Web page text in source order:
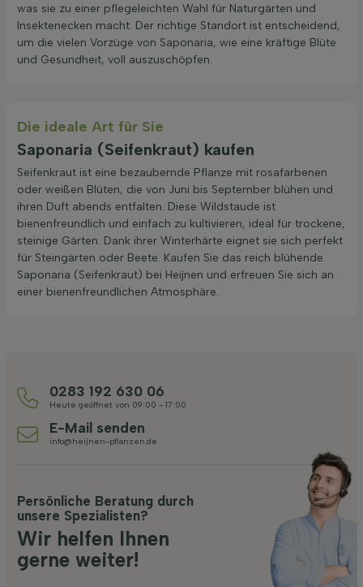
was sie zu einer pflegeleichten Wahl für Naturgärten und
Insektenecken macht. Der richtige Standort ist entscheidend,
um die vielen Vorzüge von Saponaria, wie eine kräftige Blüte
und Gesundheit, voll auszuschöpfen.
Die ideale Art für Sie
Saponaria (Seifenkraut) kaufen
Seifenkraut ist eine bezaubernde Pflanze mit rosafarbenen
oder weißen Blüten, die von Juni bis September blühen und
ihren Duft abends entfalten. Diese Wildstaude ist
bienenfreundlich und einfach zu kultivieren, ideal für trockene,
steinige Gärten. Dank ihrer Winterhärte eignet sie sich perfekt
für Steingärten oder Beete. Kaufen Sie das reich blühende
Saponaria (Seifenkraut) bei Heijnen und erfreuen Sie sich an
einer bienenfreundlichen Atmosphäre.
0283 192 630 06
Heute geöffnet von 09:00 - 17:00
E-Mail senden
info@heijnen-pflanzen.de
Persönliche Beratung durch
unsere Spezialisten?
Wir helfen Ihnen
gerne weiter!